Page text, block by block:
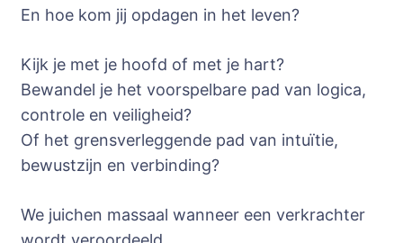
En hoe kom jij opdagen in het leven?
Kijk je met je hoofd of met je hart?
Bewandel je het voorspelbare pad van logica,
controle en veiligheid?
Of het grensverleggende pad van intuïtie,
bewustzijn en verbinding?
We juichen massaal wanneer een verkrachter